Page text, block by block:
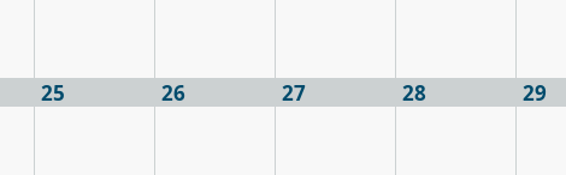
25 26 27 28 29